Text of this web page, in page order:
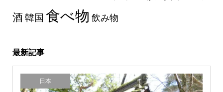
酒韓国 食べ物 飲み物
最新記事
日本